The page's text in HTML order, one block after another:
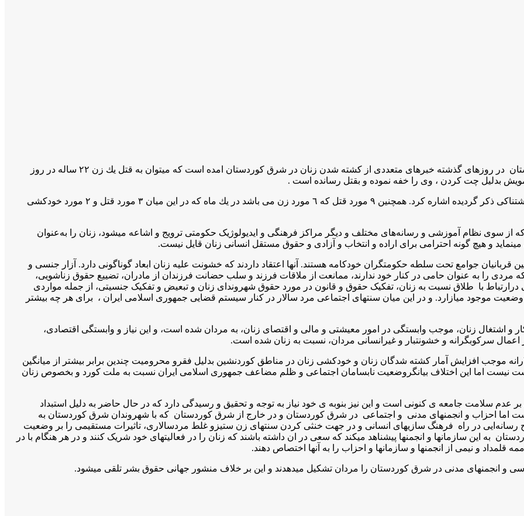
طبق اخبار و گزارشهای رسیدە شدە بە جمعیت حقوق بشر کوردستان در روزهای گذشته‌ خبرهای متعددی از کشته‌ شدن زنان در شرق کوردستان امدە است كه میتوان بە قتل يك زن ٢٢ ساله در روز
در روز ٣٠ آذر ماه و يك زن ديگر در اول ديماه بطرز مشكوك و وحشتناكى ذكر گرديده اشارە کرد. همچنین ۹ مورد قتل کە ٦ مورد زن می باشد در يك ماه كه در اين ميان ٣ مورد قتل و ٢ مورد خودكشى
سوی نظام آموزشی و رسانه‌های مختلف و دیگر مراکز فرهنگی و ایدیولوژیک حکومتی ترویج و اشاعه‌ میشود، زنان را به‌عنوان
و هیچ گونه‌ احترامی برای اراده‌ و انتخاب و آزادی و حقوق مستقل انسانی زنان قایل نیست.
قربانیان جوامع تحت سلطە حکومتگران خودکامە هستند. آنها اعتقاد داردند کە خشونت علیه زنان ابعاد گوناگونی دارد. آزار جنسی و
مردی را بە عنوان حامی در کنار خود ندارند، ممانعت از ملاقات فرزند و سلب حضانت فرزندان از مادران، تضییع حقوق زناشویی،
با طلاق نسبت به زنان، تفکیک حقوق و قانون در مورد حقوق شهروندای زنان و تبعیض و تفکیک جنسیتی، از جملە مواردی
وضعیت موجود میازارد. و در این میان سنتهای اجتماعی مرد سالار در کنار سيستم قضايى جمهورى اسلامى ایران ، براى هر چە بیشتر
اشتغال زنان، موجب وابستگی در امور معیشتی و مالی و اقتصای زنان، به‌ مردان شده‌ است، و این نیاز و وابستگی اقتصادی،
سرکوبگرانه‌ و خشونتبار و غیرانسانی مردان، نسبت به‌ زنان شده‌ است.
موجب افزايش آمار كشته شدگان زنان و خودكشى زنان در مناطق كوردنشين بدليل فقرو محروميت چندين برابر بيشتر از ميانگين
نيست اما اين اختلاف بيانگروضعيت نابسامان اجتماعى و ظلم مضاعف جمهوری اسلامی ایران نسبت بە ملت کورد و بخصوص زنان
سلامت جامعه ى كنونى است و اين نيز بنوبه ى خود نياز به توجه و تحقيق و رسيدگى دارد كە در حال حاضر بە دلیل استبداد
اما احزاب و انجمنهای مدنى و اجتماعی در شرق کوردستان و در خارج از شرق کوردستان کە با شهروندان شرق کوردستان بە
در راە فرهنگ سازیهای انسانی و در جهت خنثى كردن سنتهاى زن ستیزو غلط مردسالاری، تاثیرات مستقیمی را بر وضعیت
بە این سازمانها و انجمنها پیشناهد میکند کە سعی در ان داشتە باشند کە زنان را در فعالیتهای خود شریک کنند و در هر هنگام با در
و نیمی از انجمنها و سازمانها و احزاب را به آنها اختصاص دهند.
و انجمنهای مدنی در شرق کوردستان را مردان تشکیل میدهدند و این بر خلاف منشور جهانی حقوق بشر تلقی میشود.